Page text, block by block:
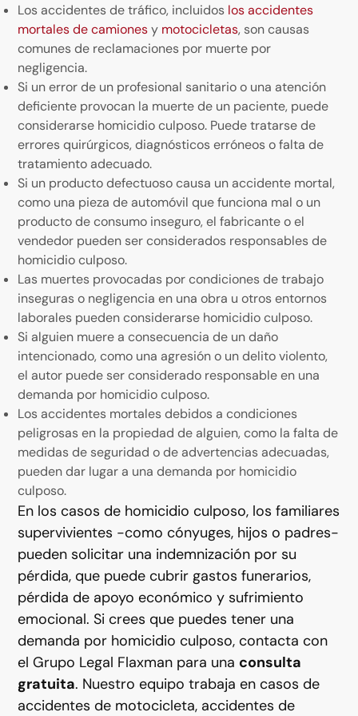
Los accidentes de tráfico, incluidos los accidentes
mortales de camionesy motocicletas, son causas
comunes de reclamaciones por muerte por
negligencia.
Si un error de un profesional sanitario o una atención
deficiente provocan la muerte de un paciente, puede
considerarse homicidio culposo. Puede tratarse de
errores quirúrgicos, diagnósticos erróneos o falta de
tratamiento adecuado.
Si un producto defectuoso causa un accidente mortal,
como una pieza de automóvil que funciona mal o un
producto de consumo inseguro, el fabricante o el
vendedor pueden ser considerados responsables de
homicidio culposo.
Las muertes provocadas por condiciones de trabajo
inseguras o negligencia en una obra u otros entornos
laborales pueden considerarse homicidio culposo.
Si alguien muere a consecuencia de un daño
intencionado, como una agresión o un delito violento,
el autor puede ser considerado responsable en una
demanda por homicidio culposo.
Los accidentes mortales debidos a condiciones
peligrosas en la propiedad de alguien, como la falta de
medidas de seguridad o de advertencias adecuadas,
pueden dar lugar a una demanda por homicidio
culposo.
En los casos de homicidio culposo, los familiares
supervivientes -como cónyuges, hijos o padres-
pueden solicitar una indemnización por su
pérdida, que puede cubrir gastos funerarios,
pérdida de apoyo económico y sufrimiento
emocional. Si crees que puedes tener una
demanda por homicidio culposo, contacta con
el Grupo Legal Flaxman para una consulta
gratuita. Nuestro equipo trabaja en casos de
accidentes de motocicleta, accidentes de